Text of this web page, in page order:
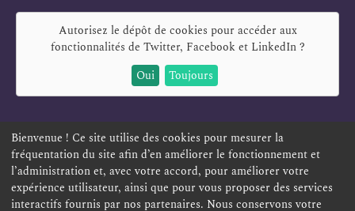
Autorisez le dépôt de cookies pour accéder aux
fonctionnalités de Twitter, Facebook et LinkedIn?
Oui
Toujours
ESPACE PERSONNEL OFFRES D'EMPLOI SIGNALEMENT
TÉLÉSERVICES PLAN DU SITE
ACCESSIBILITÉ POLITIQUE DE CONFIDENTIALITÉ
Bienvenue ! Ce site utilise des cookies pour mesurer la
fréquentation du site afin d’en améliorer le fonctionnement et
l’administration et, avec votre accord, pour améliorer votre
expérience utilisateur, ainsi que pour vous proposer des services
interactifs fournis par nos partenaires. Nous conservons votre